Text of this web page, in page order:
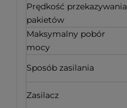
Prędkość przekazywania
pakietów
Maksymalny pobór
mocy
Sposób zasilania
Zasilacz